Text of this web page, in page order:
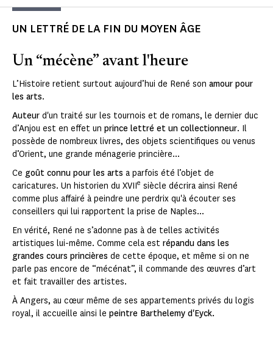
UN LETTRÉ DE LA FIN DU MOYEN ÂGE
Un “mécène” avant l'heure
L’Histoire retient surtout aujourd’hui de René son amour pour
les arts.
Auteur d'un traité sur les tournois et de romans, le dernier duc
d’Anjou est en effet un prince lettré et un collectionneur. Il
possède de nombreux livres, des objets scientifiques ou venus
d’Orient, une grande ménagerie princière...
Ce goût connu pour les arts a parfois été l’objet de
caricatures. Un historien du XVIIe siècle décrira ainsi René
comme plus affairé à peindre une perdrix qu'à écouter ses
conseillers qui lui rapportent la prise de Naples...
En vérité, René ne s’adonne pas à de telles activités
artistiques lui-même. Comme cela est répandu dans les
grandes cours princières de cette époque, et même si on ne
parle pas encore de “mécénat”, il commande des œuvres d’art
et fait travailler des artistes.
À Angers, au cœur même de ses appartements privés du logis
royal, il accueille ainsi le peintre Barthelemy d'Eyck.